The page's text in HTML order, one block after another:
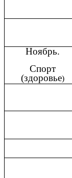
Ноябрь.
Спорт
(здоровье)